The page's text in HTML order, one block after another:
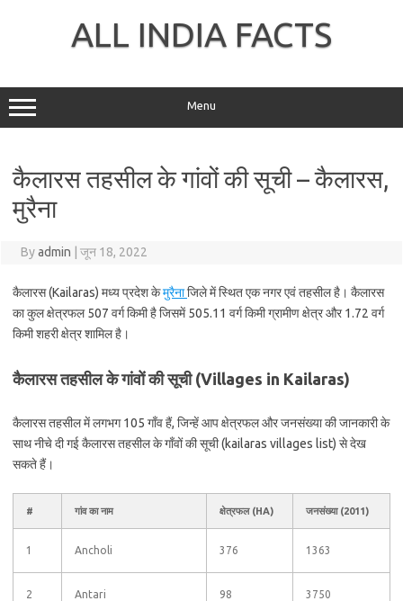
ALL INDIA FACTS
Menu
कैलारस तहसील के गांवों की सूची – कैलारस,
मुरैना
Byadmin जून 18, 2022
कैलारस (Kailaras) मध्य प्रदेश केमुरैनाजिले में स्थित एक नगर एवं तहसील है। कैलारस
का कुल क्षेत्रफल 507 वर्ग किमी है जिसमें 505.11 वर्ग किमी ग्रामीण क्षेत्र और 1.72 वर्ग
किमी शहरी क्षेत्र शामिल है।
कैलारस तहसील के गांवों की सूची (Villages in Kailaras)
कैलारस तहसील में लगभग 105 गाँव हैं, जिन्हें आप क्षेत्रफल और जनसंख्या की जानकारी के
साथ नीचे दी गई कैलारस तहसील के गाँवों की सूची (kailaras villages list) से देख
सकते हैं।
# गांव का नाम क्षेत्रफल (HA) जनसंख्या (2011)
1 Ancholi 376 1363
2 Antari 98 3750